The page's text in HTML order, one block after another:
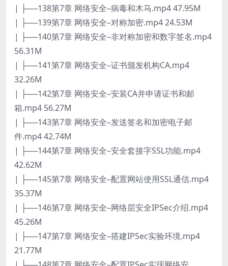
| ├──138第7章 网络安全–病毒和木马.mp4 47.95M
| ├──139第7章 网络安全–对称加密.mp4 24.53M
| ├──140第7章 网络安全–非对称加密和数字签名.mp4
56.31M
| ├──141第7章 网络安全–证书颁发机构CA.mp4
32.26M
| ├──142第7章 网络安全–安装CA并申请证书和邮
箱.mp4 56.27M
| ├──143第7章 网络安全–发送签名和加密电子邮
件.mp4 42.74M
| ├──144第7章 网络安全–安全套接字SSL功能.mp4
42.62M
| ├──145第7章 网络安全–配置网站使用SSL通信.mp4
35.37M
| ├──146第7章 网络安全–网络层安全IPSec介绍.mp4
45.26M
| ├──147第7章 网络安全–搭建IPSec实验环境.mp4
21.77M